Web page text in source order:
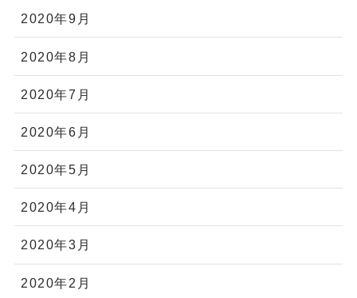
2020年9月
2020年8月
2020年7月
2020年6月
2020年5月
2020年4月
2020年3月
2020年2月